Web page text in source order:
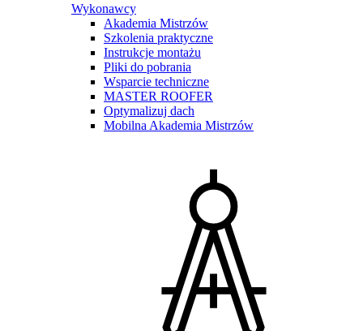
Wykonawcy
Akademia Mistrzów
Szkolenia praktyczne
Instrukcje montażu
Pliki do pobrania
Wsparcie techniczne
MASTER ROOFER
Optymalizuj dach
Mobilna Akademia Mistrzów